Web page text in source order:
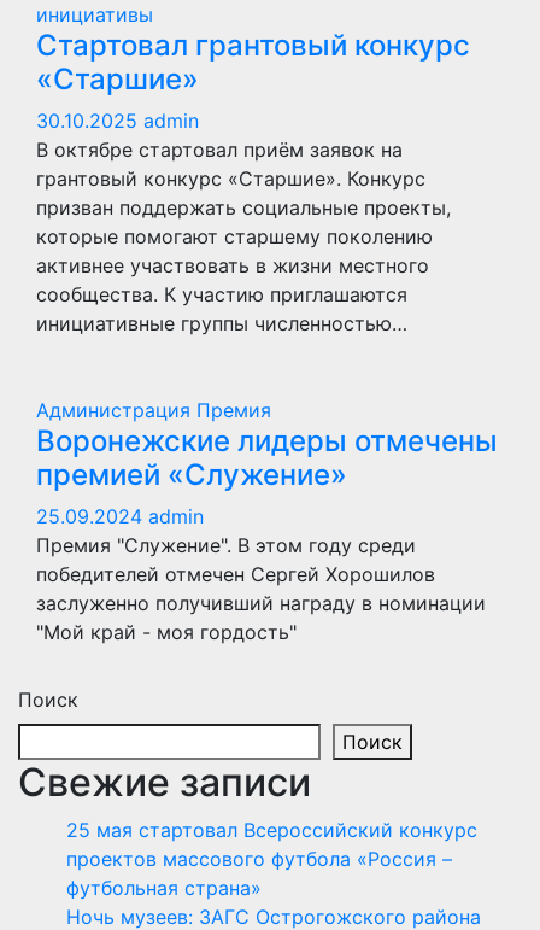
инициативы
Стартовал грантовый конкурс
«Старшие»
30.10.2025 admin
В октябре стартовал приём заявок на
грантовый конкурс «Старшие». Конкурс
призван поддержать социальные проекты,
которые помогают старшему поколению
активнее участвовать в жизни местного
сообщества. К участию приглашаются
инициативные группы численностью…
Администрация Премия
Воронежские лидеры отмечены
премией «Служение»
25.09.2024 admin
Премия "Служение". В этом году среди
победителей отмечен Сергей Хорошилов
заслуженно получивший награду в номинации
"Мой край - моя гордость"
Поиск
Поиск
Свежие записи
25 мая стартовал Всероссийский конкурс
проектов массового футбола «Россия –
футбольная страна»
Ночь музеев: ЗАГС Острогожского района